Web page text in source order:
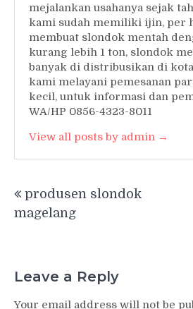
mejalankan usahanya sejak
kami sudah memiliki ijin, per
membuat slondok mentah
kurang lebih 1 ton, slondok
banyak di distribusikan di
kami melayani pemesanan
kecil, untuk informasi dan
WA/HP 0856-4323-8011
View all posts by admin →
navigation
produsen slondok
magelang
Leave a Reply
Your email address will not be